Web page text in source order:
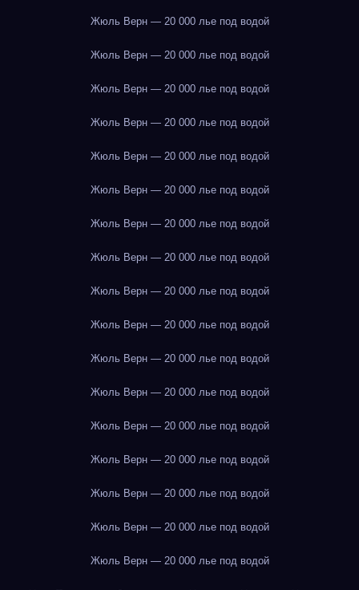
Жюль Верн — 20 000 лье под водой
Жюль Верн — 20 000 лье под водой
Жюль Верн — 20 000 лье под водой
Жюль Верн — 20 000 лье под водой
Жюль Верн — 20 000 лье под водой
Жюль Верн — 20 000 лье под водой
Жюль Верн — 20 000 лье под водой
Жюль Верн — 20 000 лье под водой
Жюль Верн — 20 000 лье под водой
Жюль Верн — 20 000 лье под водой
Жюль Верн — 20 000 лье под водой
Жюль Верн — 20 000 лье под водой
Жюль Верн — 20 000 лье под водой
Жюль Верн — 20 000 лье под водой
Жюль Верн — 20 000 лье под водой
Жюль Верн — 20 000 лье под водой
Жюль Верн — 20 000 лье под водой